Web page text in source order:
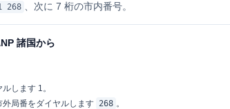
268 、次に 7 桁の市内番号。
諸国から
ルします 1。
局番をダイヤルします 268 。